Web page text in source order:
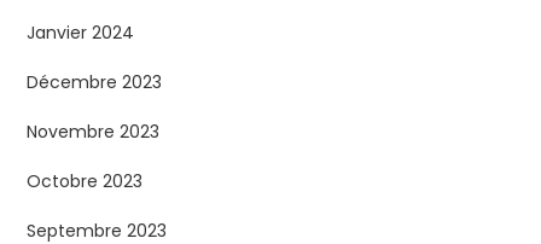
Janvier 2024
Décembre 2023
Novembre 2023
Octobre 2023
Septembre 2023